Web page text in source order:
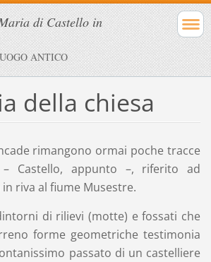
di Castello in
ANTICO
della chiesa
rimangono ormai poche tracce
Castello, appunto –, riferito ad
riva al fiume Musestre.
di rilievi (motte) e fossati che
forme geometriche testimonia
passato di un castelliere